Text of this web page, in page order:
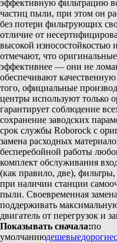
эффективную фильтрацию
частиц пыли, при этом он
без потери фильтрующих
отличие от
высокой износостойкостью
отмечают, что
эффективнее — они не
обеспечивают
того, официальные
центры используют только
гарантирует соблюдение
сохранение заводских
срок службы Roborock с
замена расходных
бесперебойной работы
комплект обслуживания
(как правило, две),
при наличии станции
пыли. Своевременная
поддерживать
двигатель от перегрузок и
Показывать сначала:по
умолчаниюдешевыедорогие